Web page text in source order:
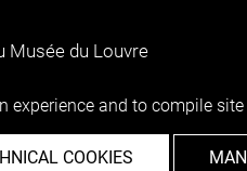
and to compile
COOKIES